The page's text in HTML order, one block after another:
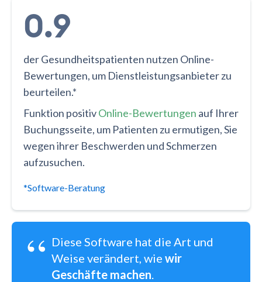
0.9
der Gesundheitspatienten nutzen Online-
Bewertungen, um Dienstleistungsanbieter zu
beurteilen.*
Funktion positivOnline-Bewertungen auf Ihrer
Buchungsseite, um Patienten zu ermutigen, Sie
wegen ihrer Beschwerden und Schmerzen
aufzusuchen.
*Software-Beratung
“ Diese Software hat die Art und
Weise verändert, wie wir
Geschäfte machen.